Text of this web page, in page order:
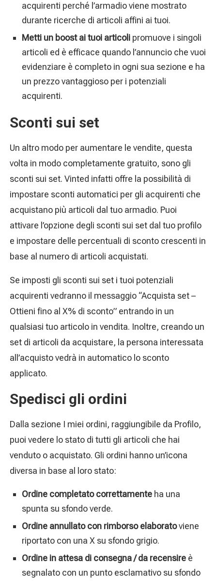
acquirenti perché l’armadio viene mostrato
durante ricerche di articoli affini ai tuoi.
Metti un boost ai tuoi articoli promuove i singoli
articoli ed è efficace quando l’annuncio che vuoi
evidenziare è completo in ogni sua sezione e ha
un prezzo vantaggioso per i potenziali
acquirenti.
Sconti sui set
Un altro modo per aumentare le vendite, questa
volta in modo completamente gratuito, sono gli
sconti sui set. Vinted infatti offre la possibilità di
impostare sconti automatici per gli acquirenti che
acquistano più articoli dal tuo armadio. Puoi
attivare l’opzione degli sconti sui set dal tuo profilo
e impostare delle percentuali di sconto crescenti in
base al numero di articoli acquistati.
Se imposti gli sconti sui set i tuoi potenziali
acquirenti vedranno il messaggio “Acquista set –
Ottieni fino al X% di sconto” entrando in un
qualsiasi tuo articolo in vendita. Inoltre, creando un
set di articoli da acquistare, la persona interessata
all’acquisto vedrà in automatico lo sconto
applicato.
Spedisci gli ordini
Dalla sezione I miei ordini, raggiungibile da Profilo,
puoi vedere lo stato di tutti gli articoli che hai
venduto o acquistato. Gli ordini hanno un’icona
diversa in base al loro stato:
Ordine completato correttamente ha una
spunta su sfondo verde.
Ordine annullato con rimborso elaboratoviene
riportato con una X su sfondo grigio.
Ordine in attesa di consegna / da recensire è
segnalato con un punto esclamativo su sfondo